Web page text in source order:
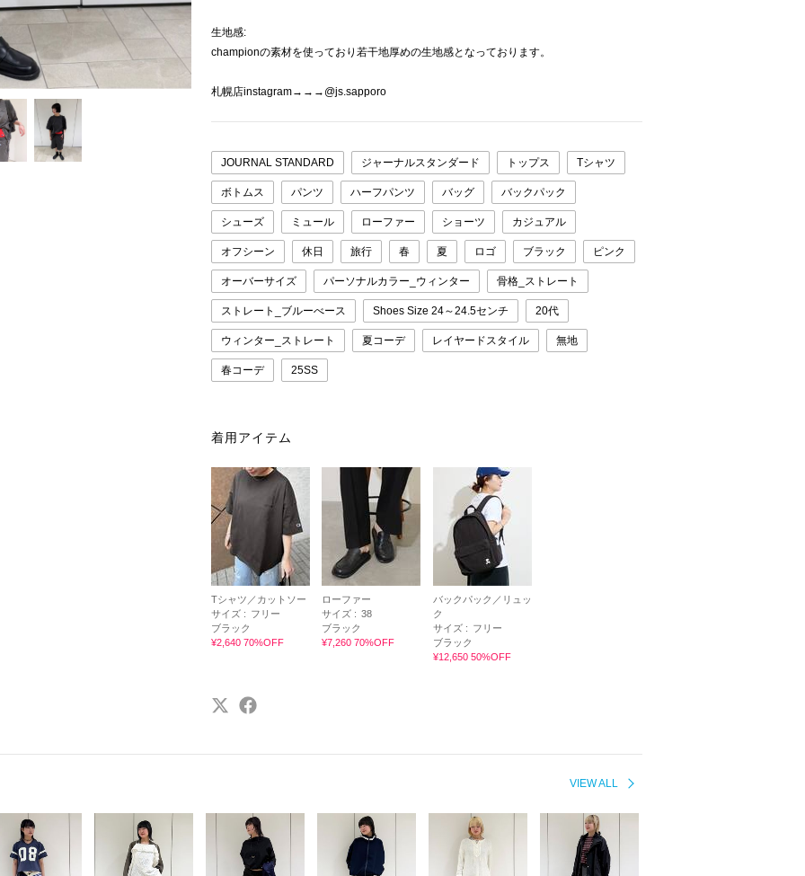
生地感:
championの素材を使っており若干地厚めの生地感となっております。
札幌店instagram→→→@js.sapporo
JOURNAL STANDARD ジャーナルスタンダード トップス Tシャツ
ボトムス パンツ ハーフパンツ バッグ バックパック
シューズ ミュール ローファー ショーツ カジュアル
オフシーン 休日 旅行 春 夏 ロゴ ブラック ピンク
オーバーサイズ パーソナルカラー_ウィンター 骨格_ストレート
ストレート_ブルーべース Shoes Size 24～24.5センチ 20代
ウィンター_ストレート 夏コーデ レイヤードスタイル 無地
春コーデ 25SS
着用アイテム
Tシャツ／カットソー
サイズ : フリー
ブラック
¥2,640 70%OFF
ローファー
サイズ : 38
ブラック
¥7,260 70%OFF
バックパック／リュッ
ク
サイズ : フリー
ブラック
¥12,650 50%OFF
VIEW ALL